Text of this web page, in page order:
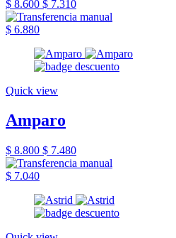
$ 8.600 $ 7.310
$ 6.880
Quick view
Amparo
$ 8.800 $ 7.480
$ 7.040